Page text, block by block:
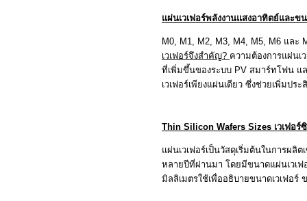
แผ่นเวเฟอร์พลังงานแสงอาทิตย์และข
M0, M1, M2, M3, M4, M5, M6 และ
เวเฟอร์จึงสำคัญ? ความต้องการแผ่นเ
ที่เพิ่มขึ้นของระบบ PV สมาร์ทโฟน แ
เวเฟอร์เพียงแผ่นเดียว ซึ่งช่วยเพิ่มป
Thin Silicon Wafers Sizes เวเฟอ
แผ่นเวเฟอร์เป็นวัสดุเริ่มต้นในการผ
หลายปีที่ผ่านมา โดยมีขนาดแผ่นเวเฟ
มิลลิเมตรใช้เพื่ออธิบายขนาดเวเฟอ